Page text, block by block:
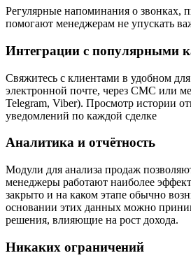
Регулярные напоминания о звонках,
помогают менеджерам не упускать
Интеграции с популярными
Свяжитесь с клиентами в удобном
электронной почте, через СМС или
Telegram, Viber). Просмотр истории
уведомлений по каждой сделке
Аналитика и отчётность
Модули для анализа продаж
менеджеры работают наиболее
закрыто и на каком этапе обычно
основании этих данных можно
решения, влияющие на рост дохода.
Никаких ограничений